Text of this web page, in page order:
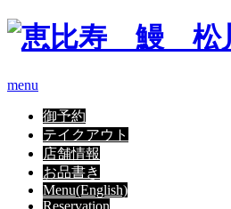
menu
御予約
テイクアウト
店舗情報
お品書き
Menu(English)
Reservation